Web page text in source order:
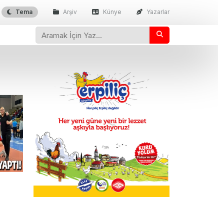
Tema Arşiv Künye Yazarlar